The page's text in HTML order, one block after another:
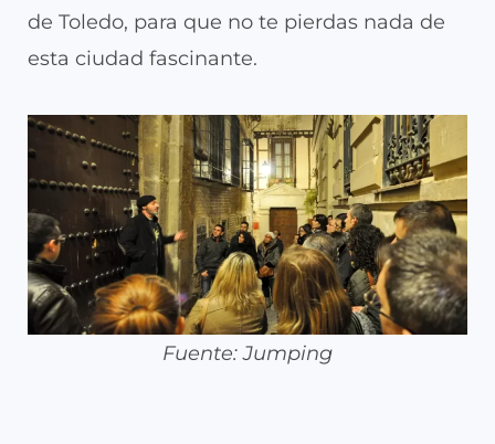
de Toledo, para que no te pierdas nada de
esta ciudad fascinante.
Fuente: Jumping